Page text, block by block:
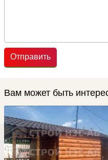
Отправить
Вам может быть